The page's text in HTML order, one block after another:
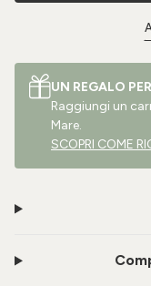
UN REGALO
Raggiungi un
Mare.
SCOPRI COME